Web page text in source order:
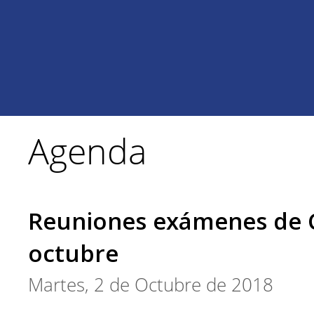
Agenda
Reuniones exámenes de
octubre
Martes, 2 de Octubre de 2018